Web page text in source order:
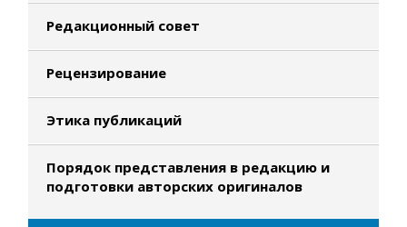
Редакционный совет
Рецензирование
Этика публикаций
Порядок представления в редакцию и
подготовки авторских оригиналов